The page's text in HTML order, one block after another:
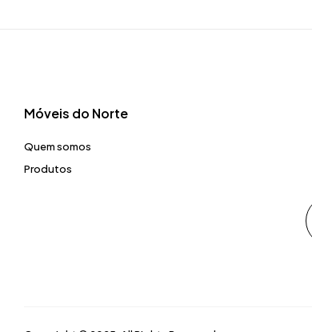
Móveis do Norte​
Quem somos
Produtos